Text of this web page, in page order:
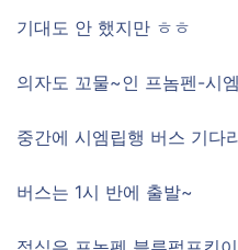
기대도 안 했지만 ㅎㅎ
의자도 꼬물~인 프놈펜-시
중간에 시엠립행 버스 기다
버스는 1시 반에 출발~